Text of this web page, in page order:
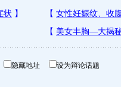
隐藏地址 设为辩论话题